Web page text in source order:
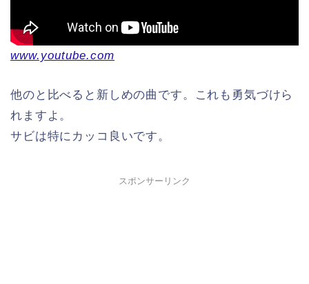
www.youtube.com
他のと比べると新しめの曲です。これも勇気づけら
れますよ。
サビは特にカッコ良いです。
スポンサーリンク